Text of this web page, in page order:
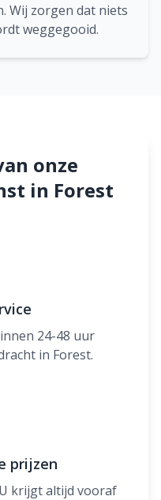
Wij zorgen dat niets
weggegooid.
onze
in Forest
24-48 uur
in Forest.
prijzen
krijgt altijd vooraf